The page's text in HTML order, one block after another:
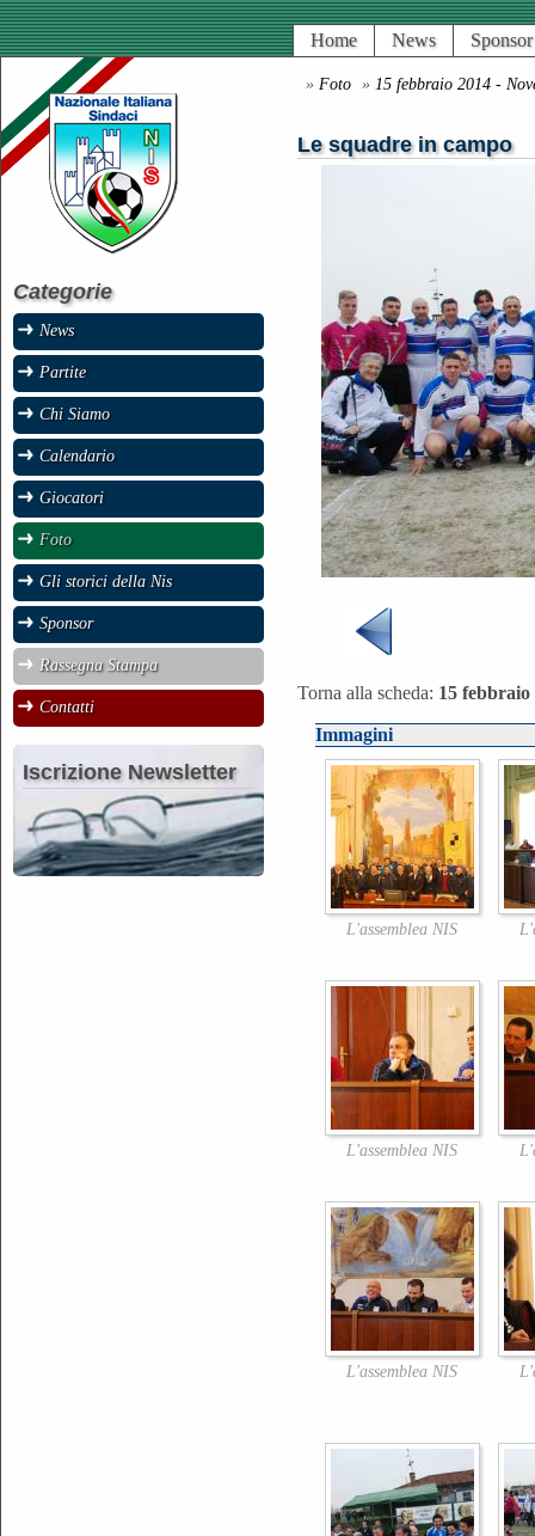
Home News Sponsor
» Foto » 15 febbraio 2014 -
Le squadre in campo
Torna alla scheda: 15
Immagini
L'assemblea NIS
L'assemblea NIS
L'assemblea NIS
Categorie
News
Partite
Chi Siamo
Calendario
Giocatori
Foto
Gli storici della Nis
Sponsor
Rassegna Stampa
Contatti
Iscrizione Newsletter